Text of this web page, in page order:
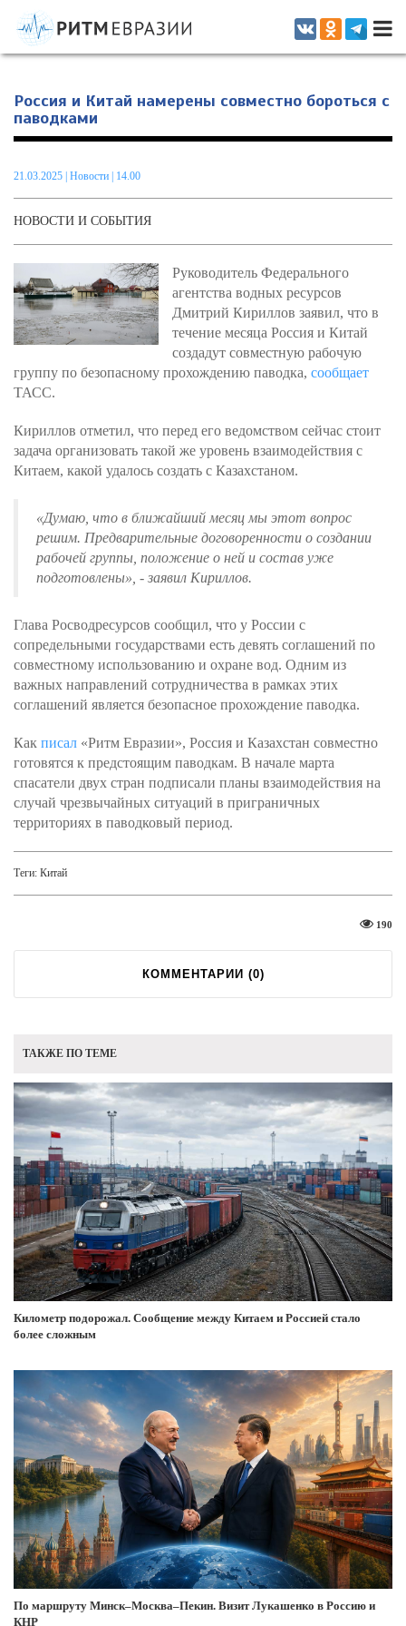
Информационно-аналитическое издание, посвященное актуальным
проблемам интеграции на постсоветском пространстве
Россия и Китай намерены совместно бороться с
паводками
21.03.2025 Новости | 14.00
НОВОСТИ И СОБЫТИЯ
Руководитель Федерального
агентства водных ресурсов
Дмитрий Кириллов заявил, что в
течение месяца Россия и Китай
создадут совместную рабочую
группу по безопасному прохождению паводка, сообщает
ТАСС.
Кириллов отметил, что перед его ведомством сейчас стоит
задача организовать такой же уровень взаимодействия с
Китаем, какой удалось создать с Казахстаном.
«Думаю, что в ближайший месяц мы этот вопрос
решим. Предварительные договоренности о создании
рабочей группы, положение о ней и состав уже
подготовлены», - заявил Кириллов.
Глава Росводресурсов сообщил, что у России с
сопредельными государствами есть девять соглашений по
совместному использованию и охране вод. Одним из
важных направлений сотрудничества в рамках этих
соглашений является безопасное прохождение паводка.
Как писал «Ритм Евразии», Россия и Казахстан совместно
готовятся к предстоящим паводкам. В начале марта
спасатели двух стран подписали планы взаимодействия на
случай чрезвычайных ситуаций в приграничных
территориях в паводковый период.
Теги: Китай
190
КОММЕНТАРИИ (0)
ТАКЖЕ ПО ТЕМЕ
Километр подорожал. Сообщение между Китаем и Россией стало
более сложным
По маршруту Минск–Москва–Пекин. Визит Лукашенко в Россию и
КНР